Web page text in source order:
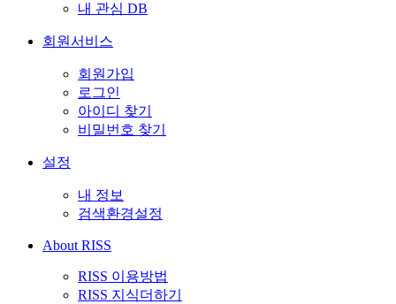
내 관심 DB
회원서비스
회원가입
로그인
아이디 찾기
비밀번호 찾기
설정
내 정보
검색환경설정
About RISS
RISS 이용방법
RISS 지식더하기